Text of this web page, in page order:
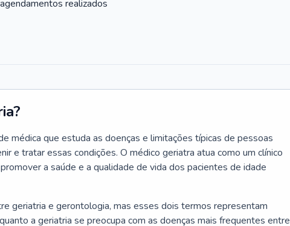
agendamentos realizados
médica que estuda as doenças e limitações típicas de pessoas
e tratar essas condições. O médico geriatra atua como um clínico
a saúde e a qualidade de vida dos pacientes de idade
geriatria e gerontologia, mas esses dois termos representam
a geriatria se preocupa com as doenças mais frequentes entre